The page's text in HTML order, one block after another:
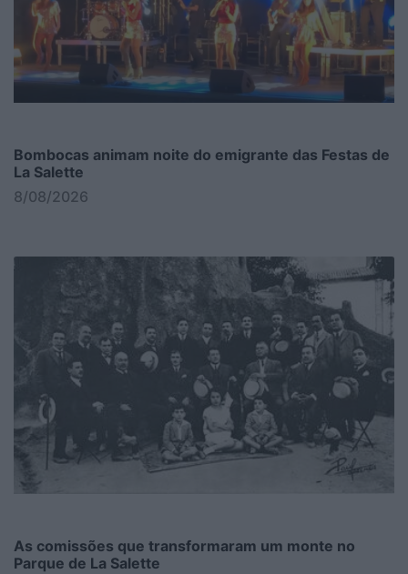
Bombocas animam noite do emigrante das Festas de
La Salette
8/08/2026
As comissões que transformaram um monte no
Parque de La Salette